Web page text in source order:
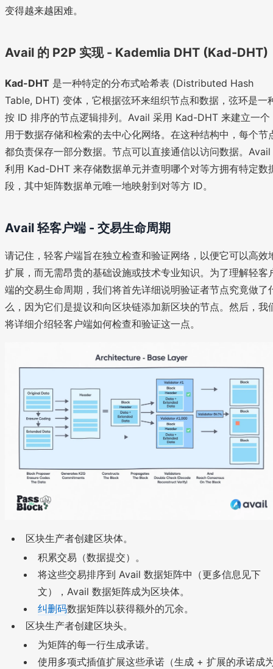
变得越来越困难。
Avail 的 P2P 实现 - Kademlia DHT (Kad-DHT)
Kad-DHT 是一种特定的分布式哈希表 (Distributed Hash
Table, DHT) 变体，它根据弦环来组织节点和数据，弦环是一
按 ID 排序的节点逻辑排列。Avail 采用 Kad-DHT 来建立一个
用于数据存储和检索的去中心化网络。在这种结构中，每个节
都负责保存一部分数据。节点可以直接通信以访问数据。Avail
利用 Kad-DHT 来存储数据单元并查明哪个对等方拥有特定数
段，其中矩阵数据单元唯一地映射到对等方 ID。
Avail 轻客户端 - 交易生命周期
请记住，轻客户端旨在独立检查和验证网络，以便它可以高效
扩展，而无需昂贵的基础设施或技术专业知识。为了理解轻客
端的交易生命周期，我们将首先详细说明验证者节点究竟做了
么，因为它们是提议和向区块链添加新区块的节点。然后，我
将详细介绍轻客户端如何检查和验证这一点。
区块生产者创建区块体。
积累交易（数据提交）。
将这些交易排序到 Avail 数据矩阵中（更多信息见下
文），Avail 数据矩阵成为区块体。
纠删码数据矩阵以获得额外的冗余。
区块生产者创建区块头。
为矩阵的每一行生成承诺。
使用多项式插值扩展这些承诺（生成 + 扩展的承诺成